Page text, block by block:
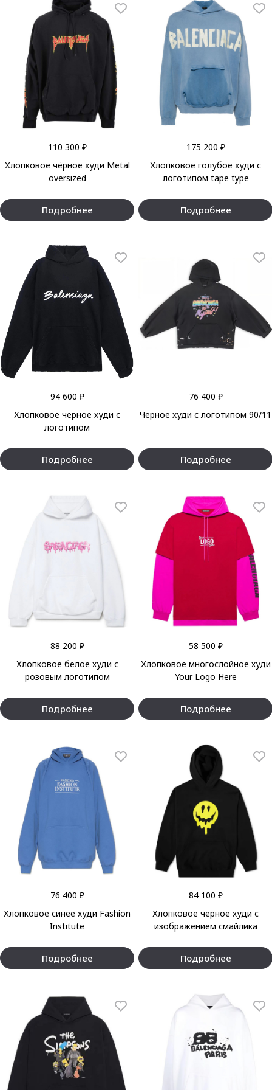
110 300 ₽
Хлопковое чёрное худи Metal
oversized
Подробнее
175 200 ₽
Хлопковое голубое худи с
логотипом tape type
Подробнее
94 600 ₽
Хлопковое чёрное худи с
логотипом
Подробнее
76 400 ₽
Чёрное худи с логотипом 90/11
Подробнее
88 200 ₽
Хлопковое белое худи с
розовым логотипом
Подробнее
58 500 ₽
Хлопковое многослойное худи
Your Logo Here
Подробнее
76 400 ₽
Хлопковое синее худи Fashion
Institute
Подробнее
84 100 ₽
Хлопковое чёрное худи с
изображением смайлика
Подробнее